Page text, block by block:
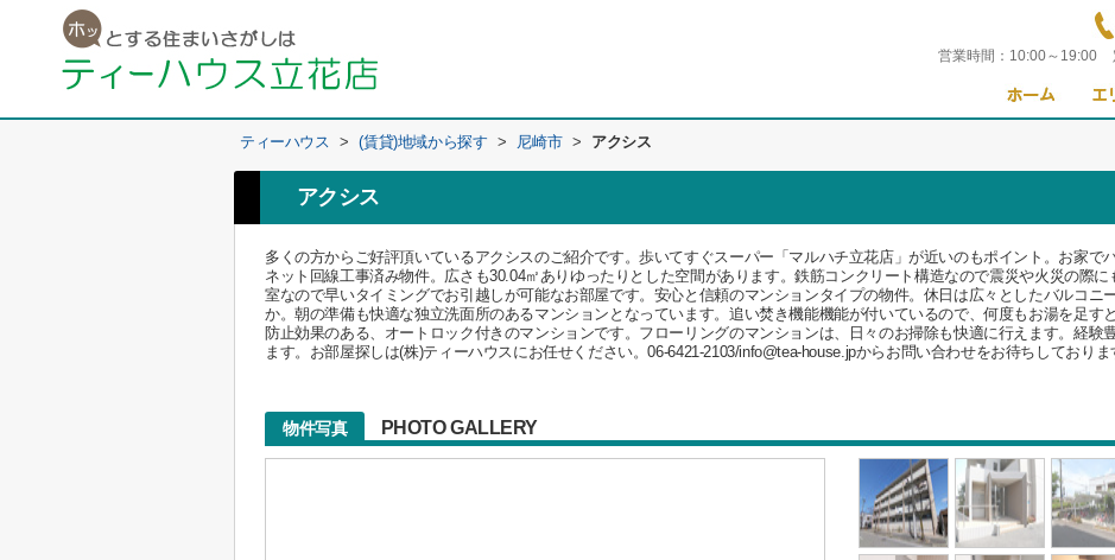
営業時間： 10:00～19:00
ティーハウス > (賃貸)地域から探す > 尼崎市 > アクシス
アクシス
多くの方からご好評頂いているアクシスのご紹介です。歩いてすぐスーパー「マルハチ立花店」が近いのもポイント。お家で
ネット回線工事済み物件。広さも30.04㎡ありゆったりとした空間があります。鉄筋コンクリート構造なので震災や火災の際に
室なので早いタイミングでお引越しが可能なお部屋です。安心と信頼のマンションタイプの物件。休日は広々としたバルコニ
か。朝の準備も快適な独立洗面所のあるマンションとなっています。追い焚き機能機能が付いているので、何度もお湯を足す
防止効果のある、オートロック付きのマンションです。フローリングのマンションは、日々のお掃除も快適に行えます。経験
ます。お部屋探しは(株)ティーハウスにお任せください。06-6421-2103/info@tea-house.jpからお問い合わせをお待ちしておりま
物件写真 PHOTO GALLERY